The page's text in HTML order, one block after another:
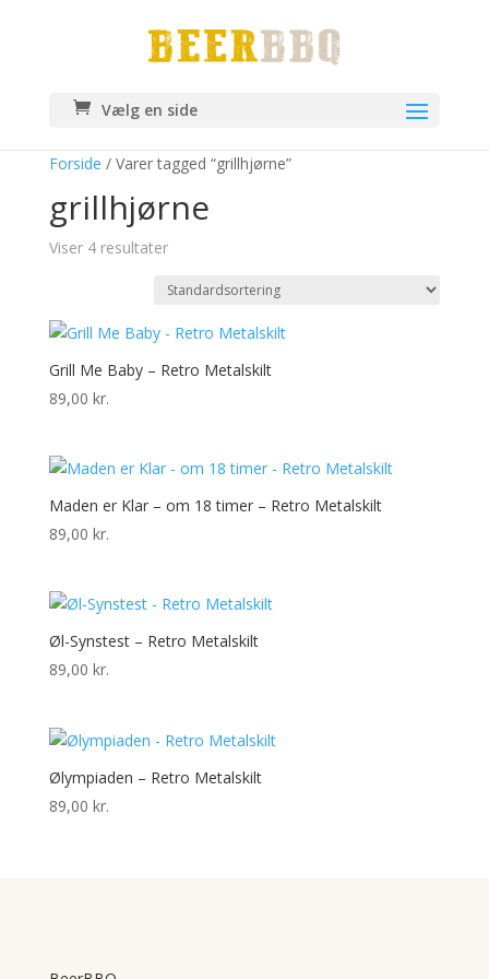
Vælg en side
Forside / Varer tagged “grillhjørne”
grillhjørne
Viser 4 resultater
Grill Me Baby – Retro Metalskilt
89,00 kr.
Maden er Klar – om 18 timer – Retro Metalskilt
89,00 kr.
Øl-Synstest – Retro Metalskilt
89,00 kr.
Ølympiaden – Retro Metalskilt
89,00 kr.